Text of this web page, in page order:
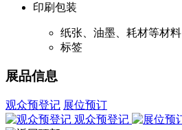
印刷包装
纸张、油墨、耗材等材料
标签
展品信息
观众预登记 展位预订
观众预登记